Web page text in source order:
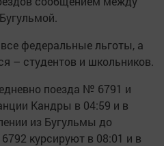
федеральные льготы, а
– студентов и школьников.
поезда № 6791 и
Кандры в 04:59 и в
из Бугульмы до
курсируют в 08:01 и в